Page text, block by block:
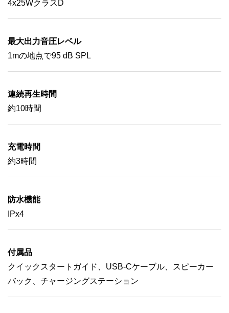
4x25WクラスD
最大出力音圧レベル
1mの地点で95 dB SPL
連続再生時間
約10時間
充電時間
約3時間
防水機能
IPx4
付属品
クイックスタートガイド、USB-Cケーブル、スピーカー
バック、チャージングステーション